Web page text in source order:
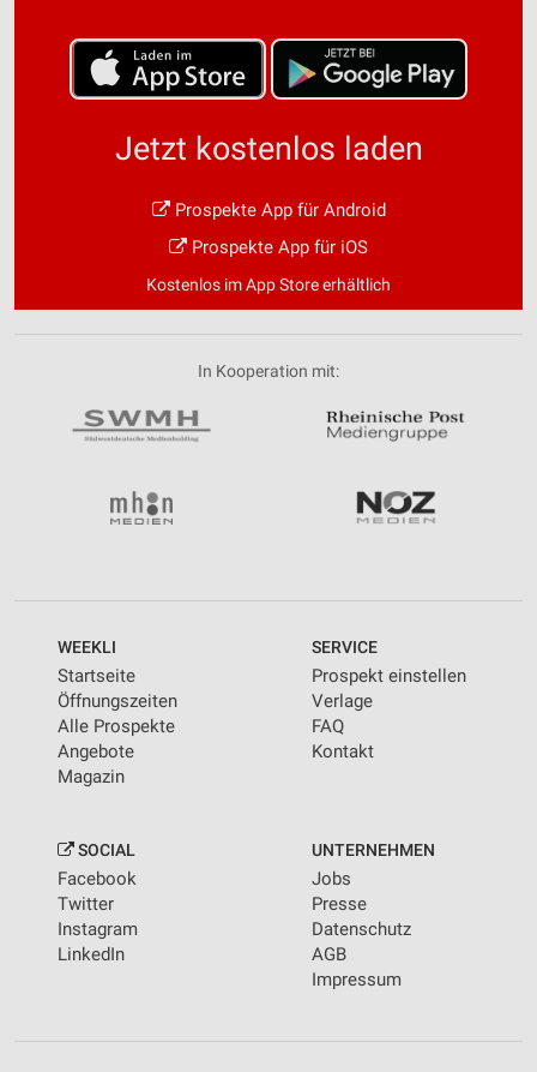
Jetzt kostenlos laden
Prospekte App für Android
Prospekte App für iOS
Kostenlos im App Store erhältlich
In Kooperation mit:
WEEKLI
Startseite
Öffnungszeiten
Alle Prospekte
Angebote
Magazin
SERVICE
Prospekt einstellen
Verlage
FAQ
Kontakt
SOCIAL
Facebook
Twitter
Instagram
LinkedIn
UNTERNEHMEN
Jobs
Presse
Datenschutz
AGB
Impressum